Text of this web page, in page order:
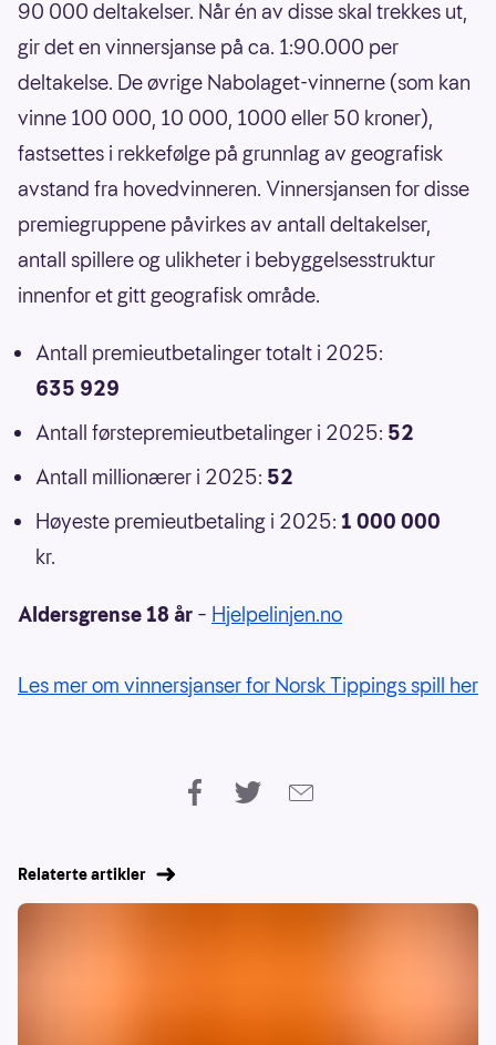
90 000 deltakelser. Når én av disse skal trekkes ut,
gir det en vinnersjanse på ca. 1:90.000 per
deltakelse. De øvrige Nabolaget-vinnerne (som kan
vinne 100 000, 10 000, 1000 eller 50 kroner),
fastsettes i rekkefølge på grunnlag av geografisk
avstand fra hovedvinneren. Vinnersjansen for disse
premiegruppene påvirkes av antall deltakelser,
antall spillere og ulikheter i bebyggelsesstruktur
innenfor et gitt geografisk område.
Antall premieutbetalinger totalt i 2025:
635 929
Antall førstepremieutbetalinger i 2025: 52
Antall millionærer i 2025: 52
Høyeste premieutbetaling i 2025: 1 000 000
kr.
Aldersgrense 18 år – Hjelpelinjen.no
Les mer om vinnersjanser for Norsk Tippings spill her
Relaterte artikler